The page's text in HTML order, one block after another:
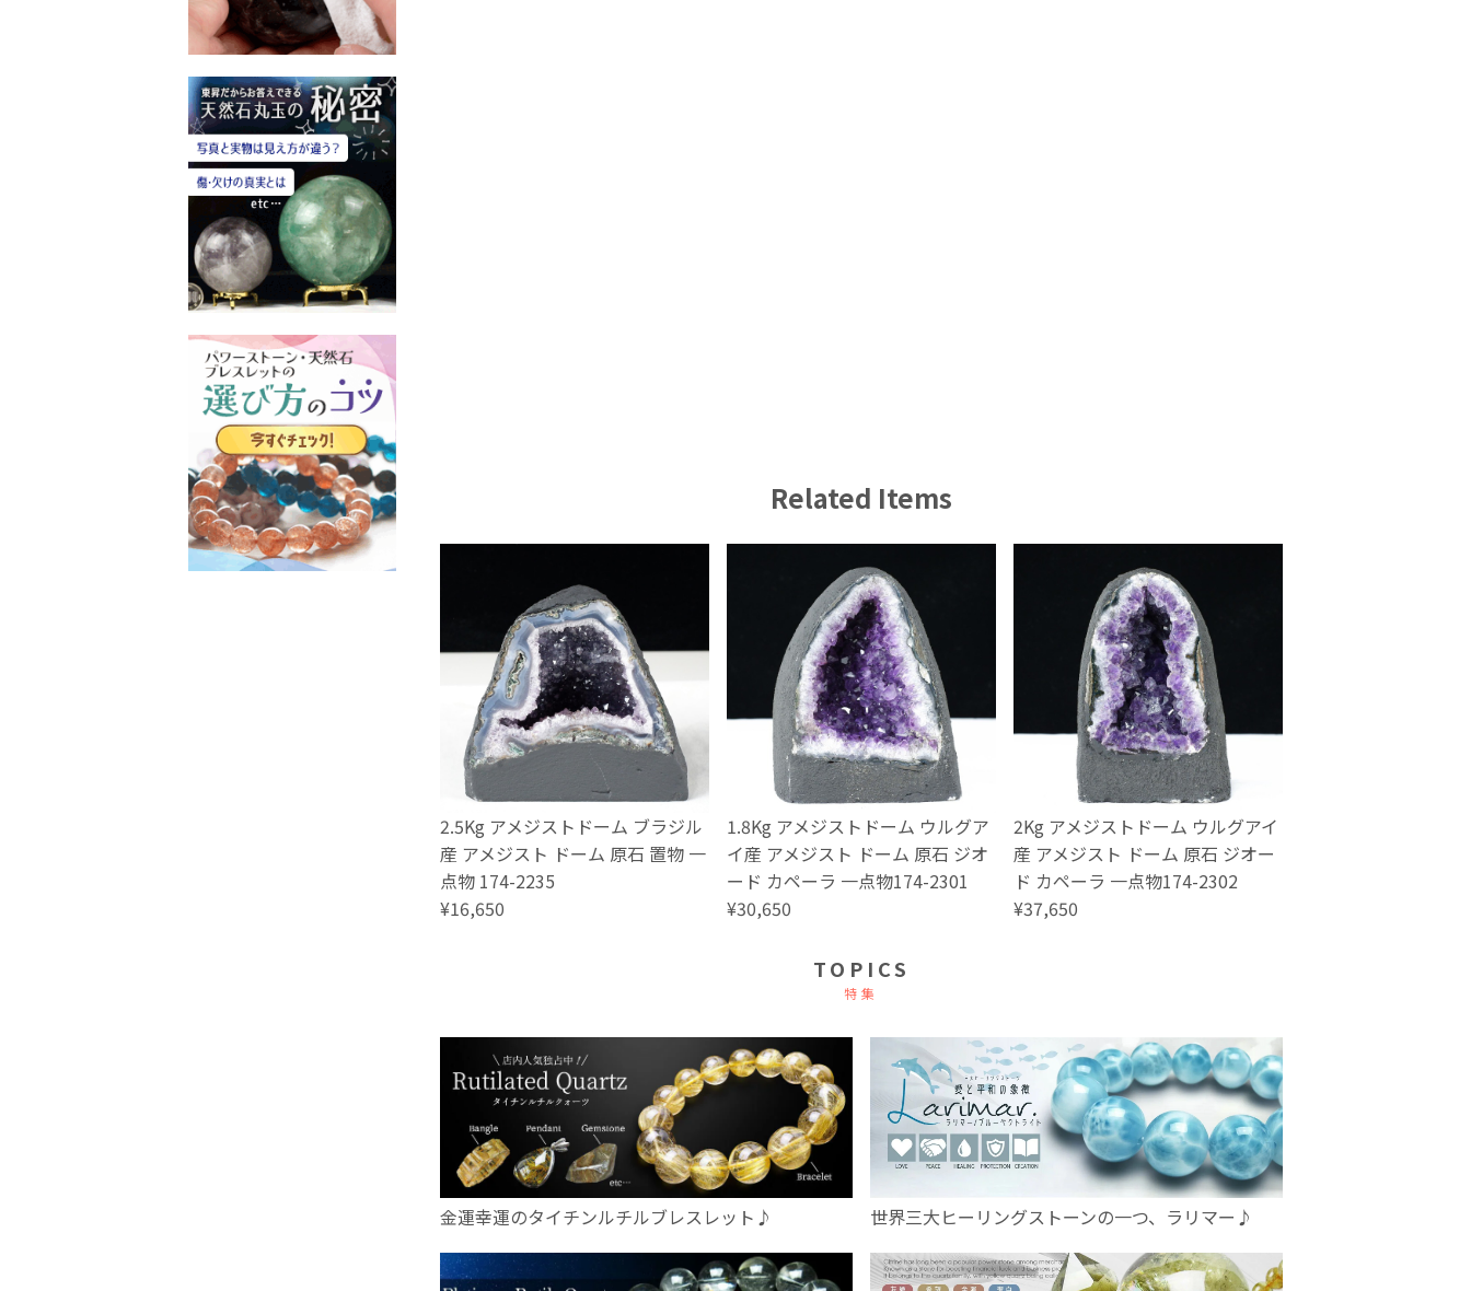
Related Items
2.5Kg アメジストドーム ブラジル
産 アメジスト ドーム 原石 置物 一
点物 174-2235
¥16,650
1.8Kg アメジストドーム ウルグア
イ産 アメジスト ドーム 原石 ジオ
ード カペーラ 一点物174-2301
¥30,650
2Kg アメジストドーム ウルグアイ
産 アメジスト ドーム 原石 ジオー
ド カペーラ 一点物174-2302
¥37,650
TOPICS
特集
金運幸運のタイチンルチルブレスレット♪ 世界三大ヒーリングストーンの一つ、ラリマー♪